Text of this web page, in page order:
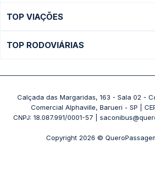
Ônibus São Paulo
TOP VIAÇÕES
Passagens Pássaro Marron
+ Viações
TOP RODOVIÁRIAS
Rodoviária Belo Horizonte - Gov. Israel
Rodoviária Curitiba
+ Rodoviárias
Calçada das Margaridas, 163 - Sala 02 -
Comercial Alphaville, Barueri - SP |
CNPJ: 18.087.991/0001-57 |
Copyright 2026 ©